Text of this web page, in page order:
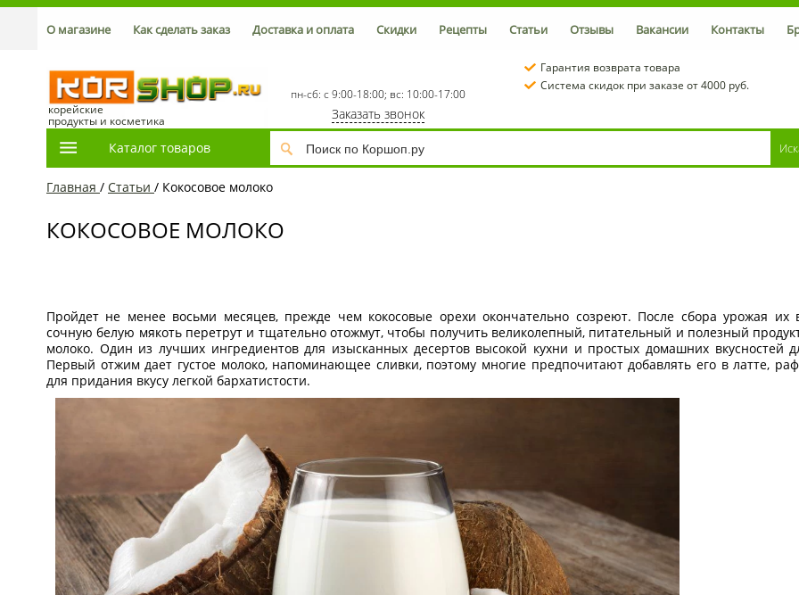
О магазине Как сделать заказ Доставка и оплата Скидки Рецепты Статьи Отзывы Вакансии Контакты
корейские
продукты и косметика
пн-сб: с 9:00-18:00; вс: 10:00-17:00
Заказать звонок
Гарантия возврата товара
Система скидок при заказе от 4000 руб.
Каталог товаров
Главная / Статьи / Кокосовое молоко
КОКОСОВОЕ МОЛОКО
Пройдет не менее восьми месяцев, прежде чем кокосовые орехи окончательно созреют. После сбора урожая их
сочную белую мякоть перетрут и тщательно отожмут, чтобы получить великолепный, питательный и полезный
молоко. Один из лучших ингредиентов для изысканных десертов высокой кухни и простых домашних вкусностей
Первый отжим дает густое молоко, напоминающее сливки, поэтому многие предпочитают добавлять его в латте,
для придания вкусу легкой бархатистости.